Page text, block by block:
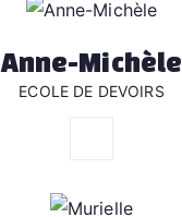
Anne-Michèle
ECOLE DE DEVOIRS